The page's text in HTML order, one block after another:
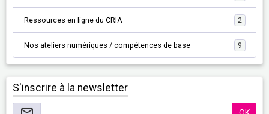
Ressources en ligne du CRIA 2
Nos ateliers numériques / compétences de base 9
S'inscrire à la newsletter